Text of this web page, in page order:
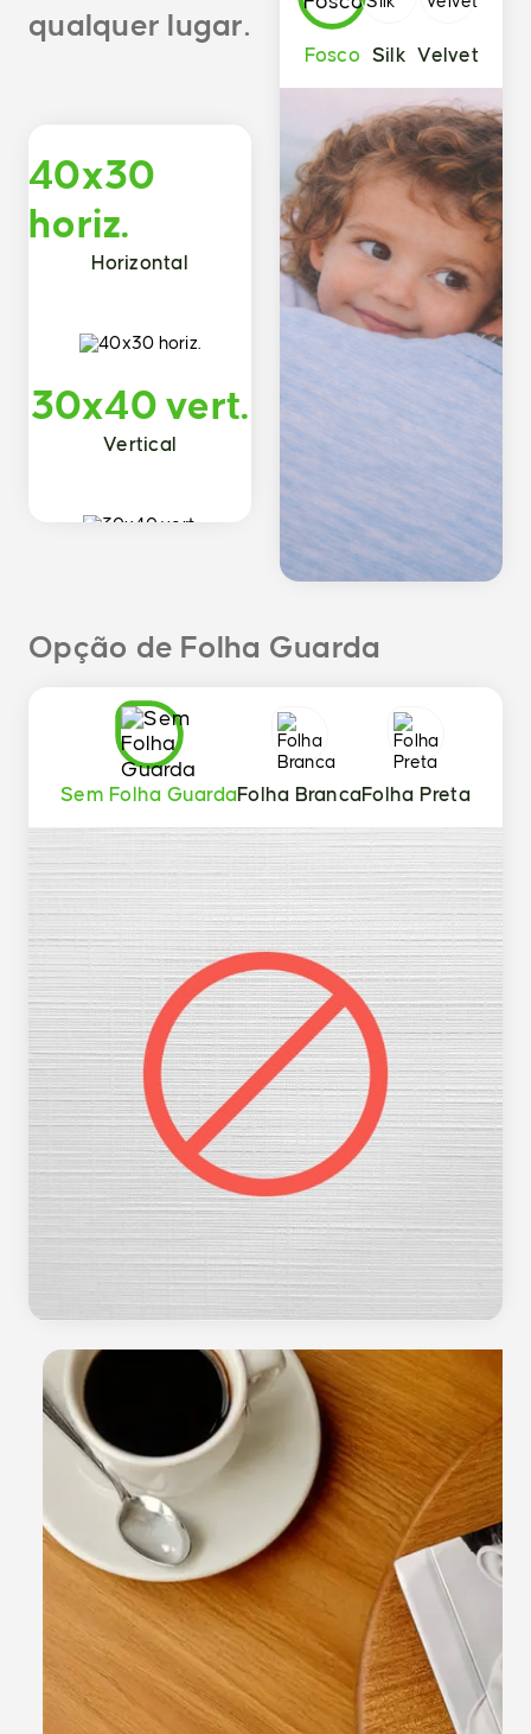
qualquer lugar.
40x30
horiz.
Horizontal
30x40 vert.
Vertical
30x25
horiz.
30x20
horiz.
Horizontal
25x30 vert.
Vertical
25x25
Quadrado
20x30 vert.
Vertical
Fosco Silk Velvet
Opção de Folha Guarda
Sem Folha GuardaFolha BrancaFolha Preta